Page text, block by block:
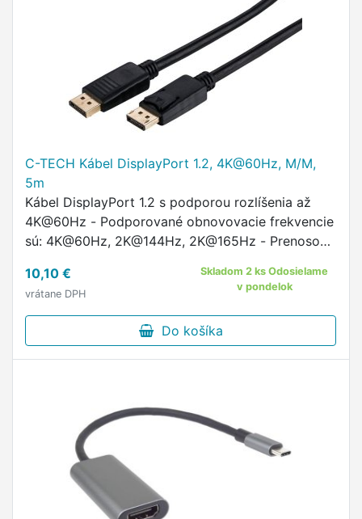
C-TECH Kábel DisplayPort 1.2, 4K@60Hz, M/M,
5m
Kábel DisplayPort 1.2 s podporou rozlíšenia až
4K@60Hz - Podporované obnovovacie frekvencie
sú: 4K@60Hz, 2K@144Hz, 2K@165Hz - Prenosová
použitý pocínovaný …
10,10 €
vrátane DPH
Skladom 2 ks Odosielame
v pondelok
Do košíka